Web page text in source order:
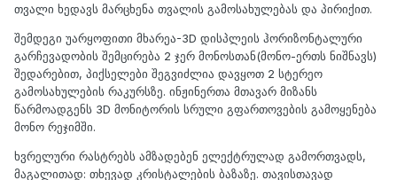
თვალი ხედავს მარცხენა თვალის გამოსახულებას და პირიქით.
შემდეგი უარყოფითი მხარეა-3D დისპლეის ჰორიზონტალური
გარჩევადობის შემცირება 2 ჯერ მონოსთან(მონო-ერთს ნიშნავს)
შედარებით, პიქსელები შეგვიძლია დავყოთ 2 სტერეო
გამოსახულების რაკურსზე. ინჟინერთა მთავარ მიზანს
წარმოადგენს 3D მონიტორის სრული გფართოვების გამოყენება
მონო რეჯიმში.
ხვრელური რასტრებს ამზადებენ ელექტრულად გამორთვადს,
მაგალითად: თხევად კრისტალების ბაზაზე. თავისთავად